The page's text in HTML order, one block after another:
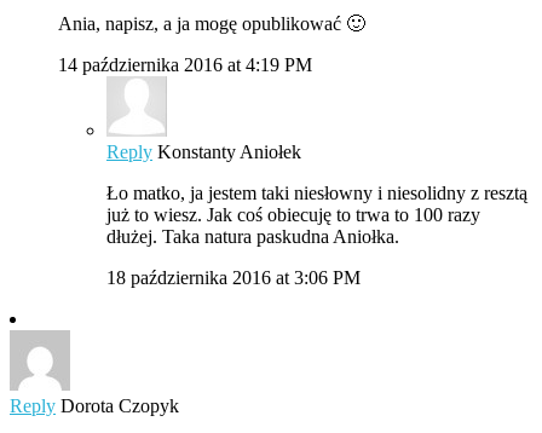
Ania, napisz, a ja mogę opublikować 🙂
14 października 2016 at 4:19 PM
Reply Konstanty Aniołek
Ło matko, ja jestem taki niesłowny i niesolidny z resztą
już to wiesz. Jak coś obiecuję to trwa to 100 razy
dłużej. Taka natura paskudna Aniołka.
18 października 2016 at 3:06 PM
Reply Dorota Czopyk